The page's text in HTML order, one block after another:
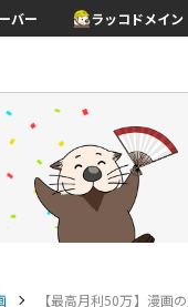
バー ラッコドメイン
【最高月利50万】漫画